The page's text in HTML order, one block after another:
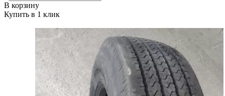
В корзину
Купить в 1 клик